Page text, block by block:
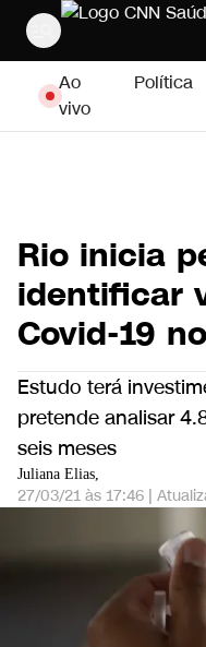
Pular para o conteúdo
Ao
vivo
Política
Rio inicia
identificar
Covid-19
Estudo terá
pretende analisar
seis meses
Juliana Elias,
27/03/21 às 17:46 |